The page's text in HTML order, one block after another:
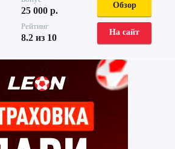
25 000 р.
Рейтинг
8.2 из 10
Обзор
На сайт